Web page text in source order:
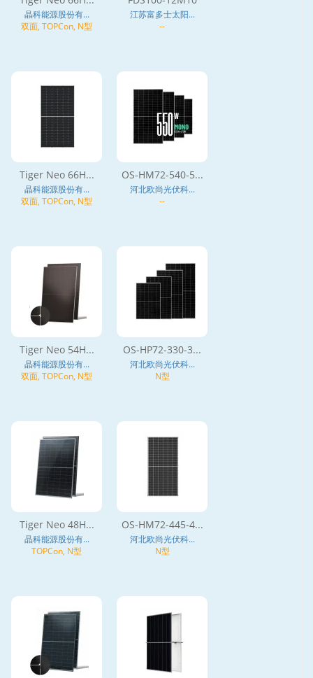
晶科能源股份有...
双面, TOPCon, N型
江苏富多士太阳...
--
Tiger Neo 66H...
晶科能源股份有...
双面, TOPCon, N型
OS-HM72-540-5...
河北欧尚光伏科...
--
Tiger Neo 54H...
晶科能源股份有...
双面, TOPCon, N型
OS-HP72-330-3...
河北欧尚光伏科...
N型
Tiger Neo 48H...
晶科能源股份有...
TOPCon, N型
OS-HM72-445-4...
河北欧尚光伏科...
N型